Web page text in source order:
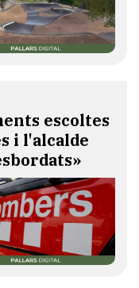
escoltes
i l'alcalde